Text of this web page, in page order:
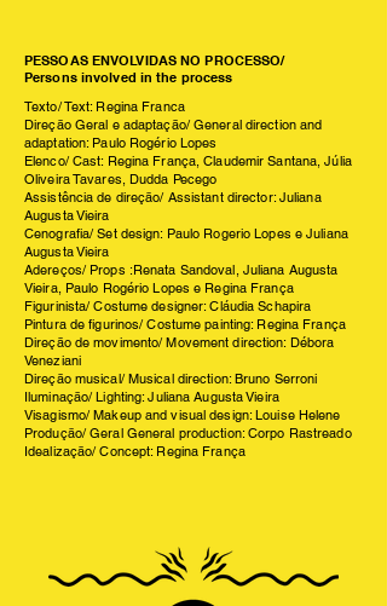
PESSOAS ENVOLVIDAS NO PROCESSO/
Persons involved in the process
Texto/ Text: Regina Franca
Direção Geral e adaptação/ General direction and
adaptation: Paulo Rogério Lopes
Elenco/ Cast: Regina França, Claudemir Santana, Júlia
Oliveira Tavares, Dudda Pecego
Assistência de direção/ Assistant director: Juliana
Augusta Vieira
Cenografia/ Set design: Paulo Rogerio Lopes e Juliana
Augusta Vieira
Adereços/ Props :Renata Sandoval, Juliana Augusta
Vieira, Paulo Rogério Lopes e Regina França
Figurinista/ Costume designer: Cláudia Schapira
Pintura de figurinos/ Costume painting: Regina França
Direção de movimento/ Movement direction: Débora
Veneziani
Direção musical/ Musical direction: Bruno Serroni
Iluminação/ Lighting: Juliana Augusta Vieira
Visagismo/ Makeup and visual design: Louise Helene
Produção/ Geral General production: Corpo Rastreado
Idealização/ Concept: Regina França